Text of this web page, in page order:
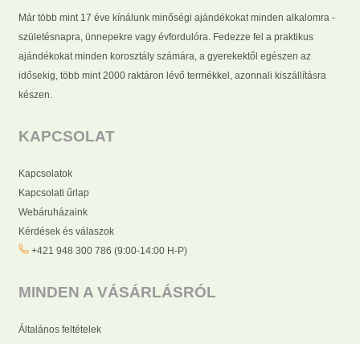
Már több mint 17 éve kínálunk minőségi ajándékokat minden alkalomra -
születésnapra, ünnepekre vagy évfordulóra. Fedezze fel a praktikus
ajándékokat minden korosztály számára, a gyerekektől egészen az
idősekig, több mint 2000 raktáron lévő termékkel, azonnali kiszállításra
készen.
KAPCSOLAT
Kapcsolatok
Kapcsolati űrlap
Webáruházaink
Kérdések és válaszok
+421 948 300 786 (9:00-14:00 H-P)
MINDEN A VÁSÁRLÁSRÓL
Általános feltételek